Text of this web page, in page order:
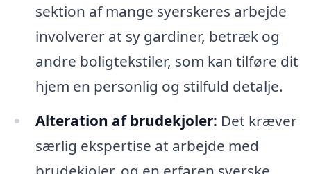
sektion af mange syerskeres arbejde
involverer at sy gardiner, betræk og
andre boligtekstiler, som kan tilføre dit
hjem en personlig og stilfuld detalje.
Alteration af brudekjoler: Det kræver
særlig ekspertise at arbejde med